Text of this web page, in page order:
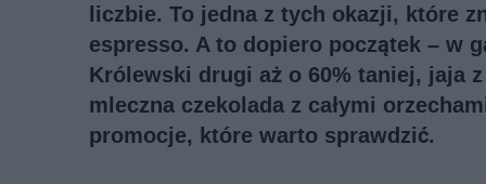
liczbie. To jedna z tych okazji, które
espresso. A to dopiero początek – w
Królewski drugi aż o 60% taniej, jaja
mleczna czekolada z całymi
promocje, które warto sprawdzić.